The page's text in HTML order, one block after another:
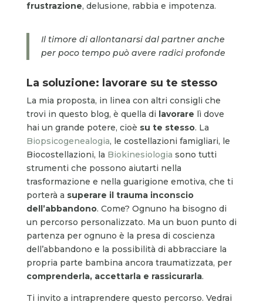
frustrazione, delusione, rabbia e impotenza.
Il timore di allontanarsi dal partner anche
per poco tempo può avere radici profonde
La soluzione: lavorare su te stesso
La mia proposta, in linea con altri consigli che
trovi in questo blog, è quella di lavorare lì dove
hai un grande potere, cioè su te stesso. La
Biopsicogenealogia, le costellazioni famigliari, le
Biocostellazioni, la Biokinesiologia sono tutti
strumenti che possono aiutarti nella
trasformazione e nella guarigione emotiva, che ti
porterà a superare il trauma inconscio
dell’abbandono. Come? Ognuno ha bisogno di
un percorso personalizzato. Ma un buon punto di
partenza per ognuno è la presa di coscienza
dell’abbandono e la possibilità di abbracciare la
propria parte bambina ancora traumatizzata, per
comprenderla, accettarla e rassicurarla.
Ti invito a intraprendere questo percorso. Vedrai